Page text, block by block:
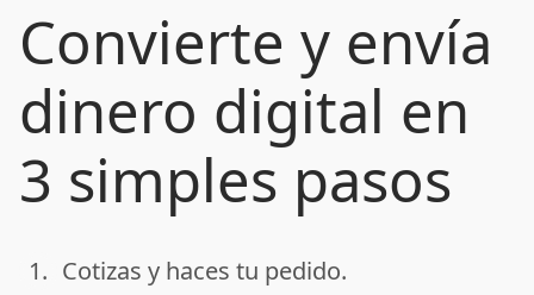
Convierte y envía
dinero digital en
3 simples pasos
done
1. Cotizas y haces tu pedido.